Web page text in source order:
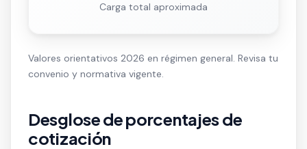
Carga total aproximada
Valores orientativos 2026 en régimen general. Revisa tu
convenio y normativa vigente.
Desglose de porcentajes de
cotización